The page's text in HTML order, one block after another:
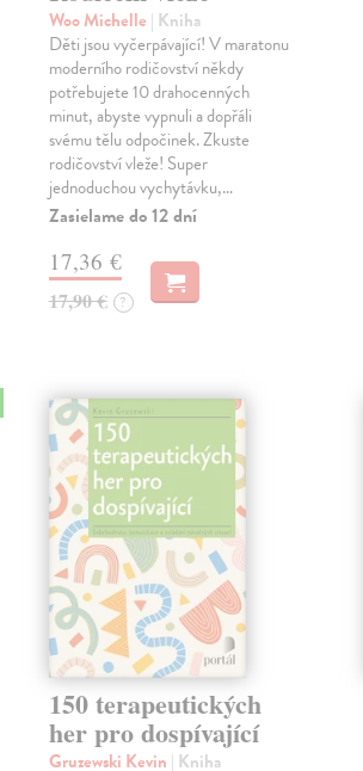
Woo Michelle | Kniha
Děti jsou vyčerpávající! V maratonu
moderního rodičovství někdy
potřebujete 10 drahocenných
minut, abyste vypnuli a dopřáli
svému tělu odpočinek. Zkuste
rodičovství vleže! Super
jednoduchou vychytávku,…
Zasielame do 12 dní
17,36 €
17,90 € ?
150 terapeutických
her pro dospívající
Gruzewski Kevin | Kniha